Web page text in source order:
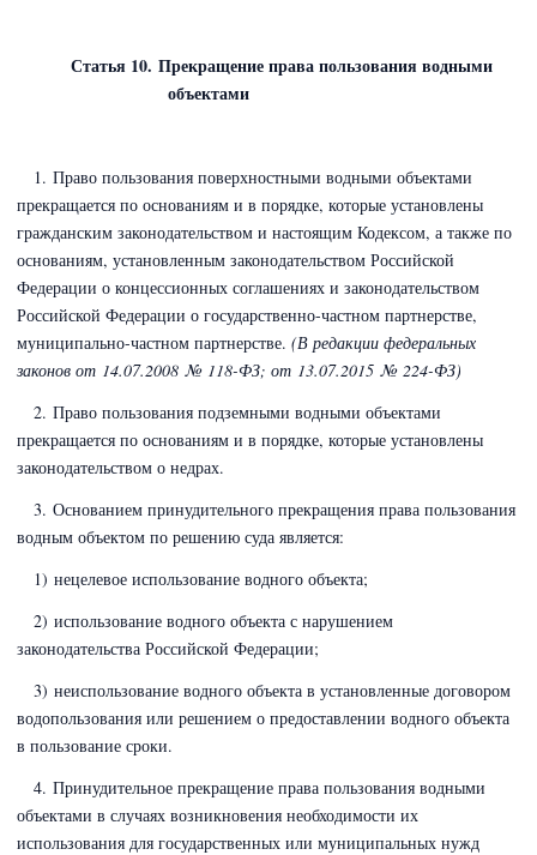
Статья 10. Прекращение права пользования водными
объектами
1. Право пользования поверхностными водными объектами
прекращается по основаниям и в порядке, которые установлены
гражданским законодательством и настоящим Кодексом, а также по
основаниям, установленным законодательством Российской
Федерации о концессионных соглашениях и законодательством
Российской Федерации о государственно-частном партнерстве,
муниципально-частном партнерстве. (В редакции федеральных
законов от 14.07.2008 № 118-ФЗ; от 13.07.2015 № 224-ФЗ)
2. Право пользования подземными водными объектами
прекращается по основаниям и в порядке, которые установлены
законодательством о недрах.
3. Основанием принудительного прекращения права пользования
водным объектом по решению суда является:
1) нецелевое использование водного объекта;
2) использование водного объекта с нарушением
законодательства Российской Федерации;
3) неиспользование водного объекта в установленные договором
водопользования или решением о предоставлении водного объекта
в пользование сроки.
4. Принудительное прекращение права пользования водными
объектами в случаях возникновения необходимости их
использования для государственных или муниципальных нужд